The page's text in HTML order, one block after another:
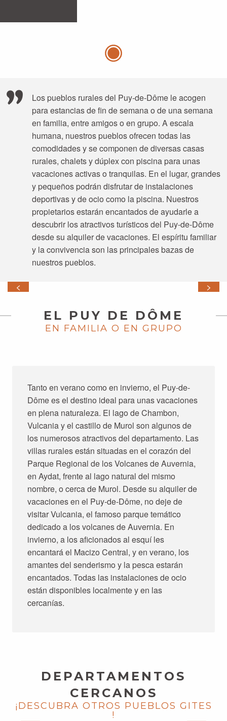
Los pueblos rurales del Puy-de-Dôme le acogen
para estancias de fin de semana o de una semana
en familia, entre amigos o en grupo. A escala
humana, nuestros pueblos ofrecen todas las
comodidades y se componen de diversas casas
rurales, chalets y dúplex con piscina para unas
vacaciones activas o tranquilas. En el lugar, grandes
y pequeños podrán disfrutar de instalaciones
deportivas y de ocio como la piscina. Nuestros
propietarios estarán encantados de ayudarle a
descubrir los atractivos turísticos del Puy-de-Dôme
desde su alquiler de vacaciones. El espíritu familiar
y la convivencia son las principales bazas de
nuestros pueblos.
VOLCANS VACANCES
EL PUY DE DÔME
EN FAMILIA O EN GRUPO
Tanto en verano como en invierno, el Puy-de-
Dôme es el destino ideal para unas vacaciones
en plena naturaleza. El lago de Chambon,
Vulcania y el castillo de Murol son algunos de
los numerosos atractivos del departamento. Las
villas rurales están situadas en el corazón del
Parque Regional de los Volcanes de Auvernia,
en Aydat, frente al lago natural del mismo
nombre, o cerca de Murol. Desde su alquiler de
vacaciones en el Puy-de-Dôme, no deje de
visitar Vulcania, el famoso parque temático
dedicado a los volcanes de Auvernia. En
invierno, a los aficionados al esquí les
encantará el Macizo Central, y en verano, los
amantes del senderismo y la pesca estarán
encantados. Todas las instalaciones de ocio
están disponibles localmente y en las
cercanías.
DEPARTAMENTOS
CERCANOS
¡DESCUBRA OTROS PUEBLOS GITES
!